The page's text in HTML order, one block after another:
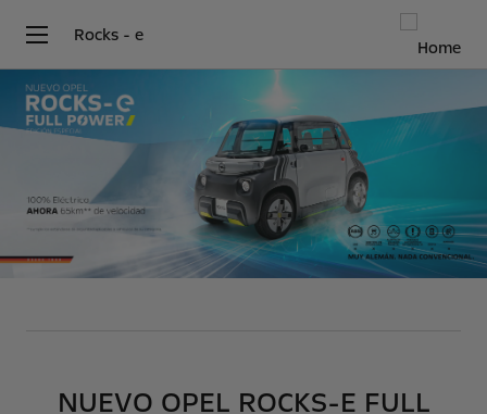
Rocks - e
NUEVO OPEL ROCKS-E FULL